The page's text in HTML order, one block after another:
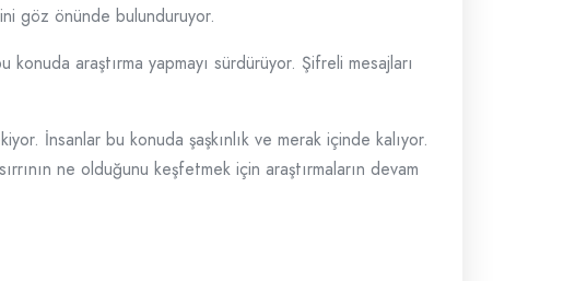
göz önünde bulunduruyor.
araştırma yapmayı sürdürüyor. Şifreli mesajları
İnsanlar bu konuda şaşkınlık ve merak içinde kalıyor.
ne olduğunu keşfetmek için araştırmaların devam